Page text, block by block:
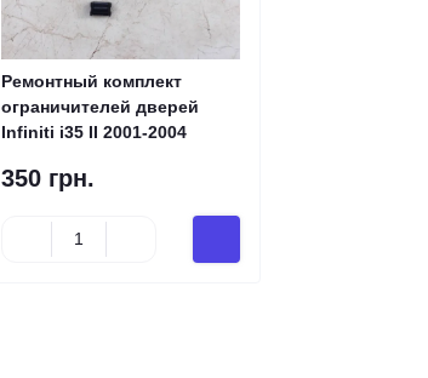
Ремонтный комплект
ограничителей дверей
Infiniti i35 II 2001-2004
350 грн.